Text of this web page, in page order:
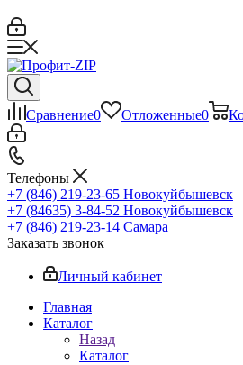
Сравнение0 Отложенные0
Телефоны
+7 (846) 219-23-65 Новокуйбышевск
+7 (84635) 3-84-52 Новокуйбышевск
+7 (846) 219-23-14 Самара
Заказать звонок
Личный кабинет
Главная
Каталог
Назад
Каталог